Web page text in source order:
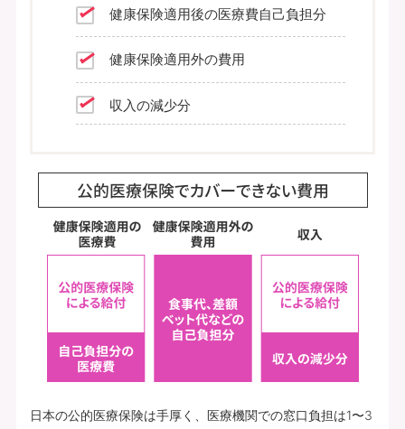
健康保険適用後の医療費自己負担分
健康保険適用外の費用
収入の減少分
日本の公的医療保険は手厚く、医療機関での窓口負担は1〜3